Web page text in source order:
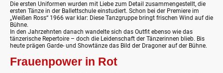
Die ersten Uniformen wurden mit Liebe zum Detail zusammengestellt, die
ersten Tänze in der Ballettschule einstudiert. Schon bei der Premiere im
„Weißen Ross“ 1966 war klar: Diese Tanzgruppe bringt frischen Wind auf die
Bühne.
In den Jahrzehnten danach wandelte sich das Outfit ebenso wie das
tänzerische Repertoire – doch die Leidenschaft der Tänzerinnen blieb. Bis
heute prägen Garde- und Showtänze das Bild der Dragoner auf der Bühne.
Frauenpower in Rot